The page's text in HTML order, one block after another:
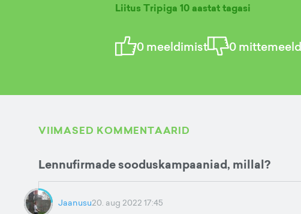
Liitus Tripiga 10 aastat tagasi
0meeldimist 0
VIIMASED KOMMENTAARID
Lennufirmade sooduskampaaniad, millal?
Jaanusu20. aug 2022 17:45